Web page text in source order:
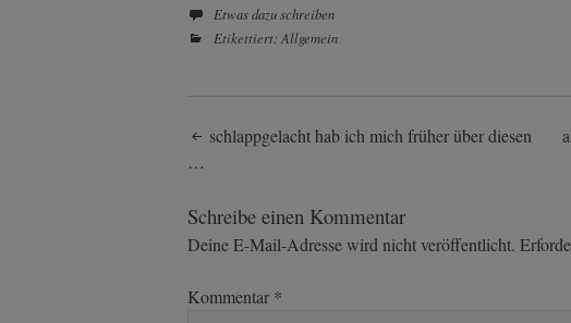
Etwas dazu schreiben
Etikettiert: Allgemein
Post
navigation
schlappgelacht hab ich mich früher über diesen
…
Schreibe einen Kommentar
Deine E-Mail-Adresse wird nicht veröffentlicht.
Kommentar *